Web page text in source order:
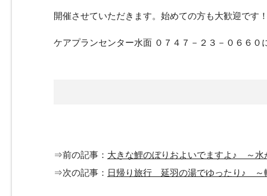
開催させていただきます。始めての方も大歓迎です
ケアプランセンター水面 ０７４７－２３－０６６
⇒前の記事： 大きな鯉のぼりおよいでますよ♪ ～水
⇒次の記事： 日帰り旅行 延羽の湯でゆったり♪ ～